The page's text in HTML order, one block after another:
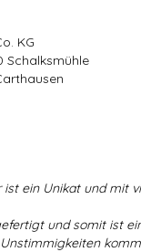
KG
Schalksmühle
ein Unikat und mit
und somit ist